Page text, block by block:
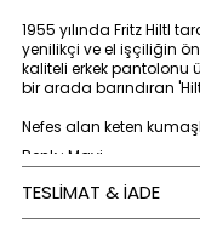
1955 yılında Fritz Hiltl
yenilikçi ve el işçiliğin
kaliteli erkek pantolonu
bir arada barındıran
Nefes alan keten
Renk : Mavi
TESLİMAT & İADE